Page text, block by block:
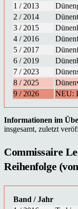
1 / 2013
2 / 2014
3 / 2015
4 / 2016
5 / 2017
6 / 2019
7 / 2023
8 / 2025
9 / 2026
NEU:
Informationen im
insgesamt, zuletzt
Commissaire
Reihenfolge
Band / Jahr